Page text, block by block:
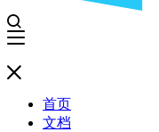
首页
文档